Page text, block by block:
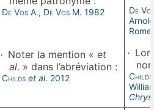
De Vos A., De Vos M. 1982
· Noter la mention « et
al. » dans l’abréviation :
Childs et al. 2012
De
·
Childs